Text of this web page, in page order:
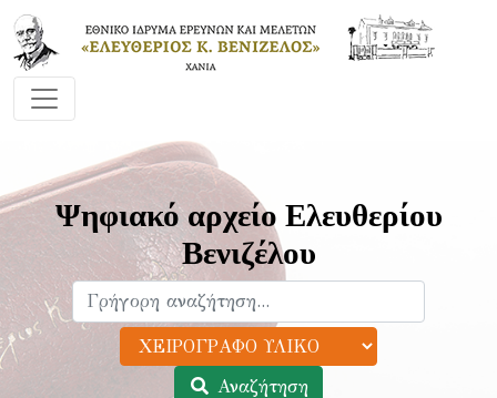
Ψηφιακό αρχείο Ελευθερίου
Βενιζέλου
Αναζήτηση